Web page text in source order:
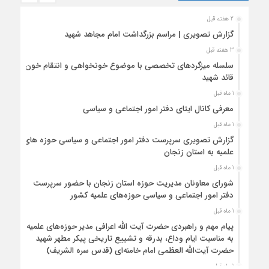
2 هفته قبل
گزارش تصویری | مراسم بزرگداشت امام مجاهد شهید
3 هفته قبل
سلسله میزگردهای تخصصی با موضوع خونخواهی و انتقام خون
قائد شهید
1 ماه قبل
معرفی کانال ایتای دفتر امور اجتماعی و سیاسی
1 ماه قبل
گزارش تصویری سرپرست دفتر امور اجتماعی و سیاسی حوزه های
علمیه به استان زنجان
1 ماه قبل
شورای معاونان مدیریت حوزه استان زنجان با حضور سرپرست
دفتر امور اجتماعی و سیاسی حوزه‌های علمیه کشور
1 ماه قبل
پیام مهم و راهبردی حضرت آیت الله اعرافی مدیر حوزه‌های علمیه
به مناسبت ایام وداع، بدرقه و تشییع تاریخی پیکر مطهر شهید
حضرت آیت‌الله العظمی امام خامنه‌ای (قدس سره الشریف)
1 ماه قبل